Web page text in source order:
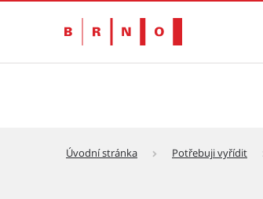
Úvodní stránka Potřebuji vyřídit